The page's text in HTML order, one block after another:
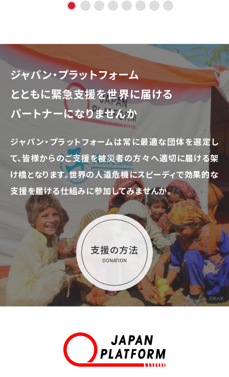
ジャパン・プラットフォーム
とともに緊急支援を世界に届ける
パートナーになりませんか
ジャパン・プラットフォームは常に最適な団体を選定し
て、皆様からのご支援を被災者の方々へ適切に届ける架
け橋となります。世界の人道危機にスピーディで効果的な
支援を届ける仕組みに参加してみませんか。
支援の方法
DONATION
©KnK